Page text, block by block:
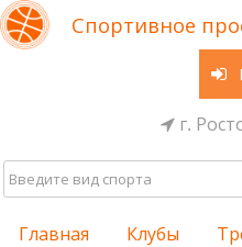
Спортивное
г.
Главная Клубы